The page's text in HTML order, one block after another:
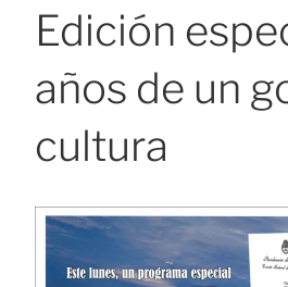
Edición
años de un
cultura